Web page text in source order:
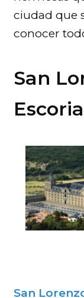
ciudad que
conocer
San
San